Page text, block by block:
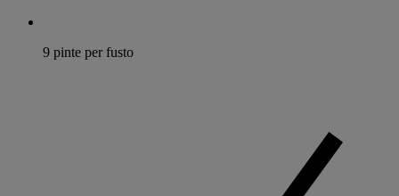
9 pinte per fusto